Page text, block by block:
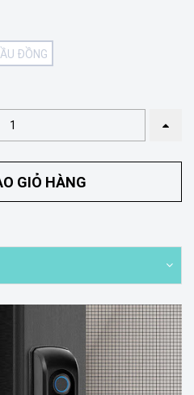
ĐỒNG
GIỎ HÀNG